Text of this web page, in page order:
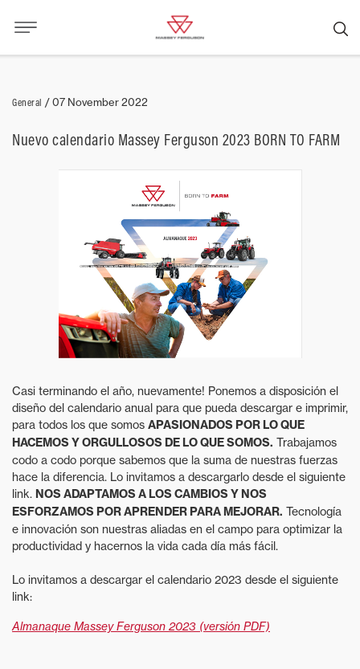
General /07 November 2022
Nuevo calendario Massey Ferguson 2023 BORN TO FARM
Casi terminando el año, nuevamente! Ponemos a disposición el
diseño del calendario anual para que pueda descargar e imprimir,
para todos los que somos APASIONADOS POR LO QUE
HACEMOS Y ORGULLOSOS DE LO QUE SOMOS. Trabajamos
codo a codo porque sabemos que la suma de nuestras fuerzas
hace la diferencia. Lo invitamos a descargarlo desde el siguiente
link. NOS ADAPTAMOS A LOS CAMBIOS Y NOS
ESFORZAMOS POR APRENDER PARA MEJORAR. Tecnología
e innovación son nuestras aliadas en el campo para optimizar la
productividad y hacernos la vida cada día más fácil.
Lo invitamos a descargar el calendario 2023 desde el siguiente
link:
Almanaque Massey Ferguson 2023 (versión PDF)